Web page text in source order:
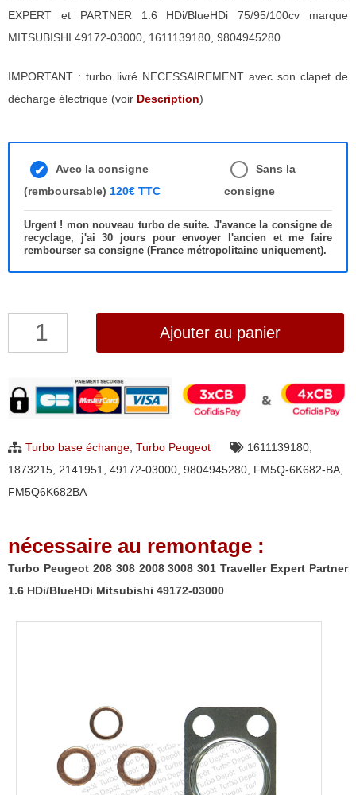
EXPERT et PARTNER 1.6 HDi/BlueHDi 75/95/100cv marque
MITSUBISHI 49172-03000, 1611139180, 9804945280
IMPORTANT : turbo livré NECESSAIREMENT avec son clapet de
décharge électrique (voir Description)
Avec la consigne
(remboursable) 120€ TTC
Sans la
consigne
Urgent ! mon nouveau turbo de suite. J'avance la consigne de
recyclage, j'ai 30 jours pour envoyer l'ancien et me faire
rembourser sa consigne (France métropolitaine uniquement).
quantité
Peugeot
208
2008
Expert
Partner
1.6
Ajouter au panier
Turbo base échange, Turbo Peugeot 1611139180,
1873215, 2141951, 49172-03000, 9804945280, FM5Q-6K682-BA,
FM5Q6K682BA
nécessaire au remontage :
Turbo Peugeot 208 308 2008 3008 301 Traveller Expert Partner
1.6 HDi/BlueHDi Mitsubishi 49172-03000